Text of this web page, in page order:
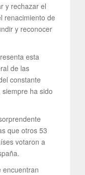
y rechazar el
renacimiento de
y reconocer
esta
de las
constante
ha sido
que otros 53
votaron a
encuentran